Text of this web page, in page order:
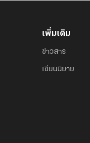
เพิ่มเติม
ข่าวสาร
เขียนนิยาย